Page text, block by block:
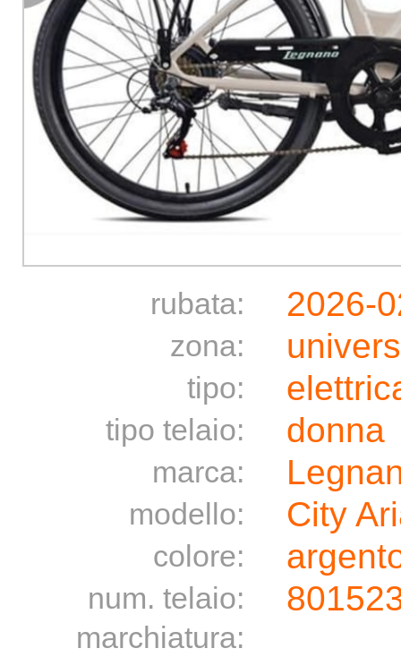
rubata: 2026-
zona:
tipo:
tipo telaio: donna
marca:
modello: City
colore:
num. telaio:
marchiatura: